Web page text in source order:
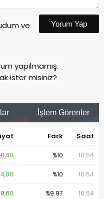
ve
Yorum Yap
yapılmamış.
ister misiniz?
İşlem Görenler
Fark Saat
%10 10:54
%10 10:54
%9.97 10:54